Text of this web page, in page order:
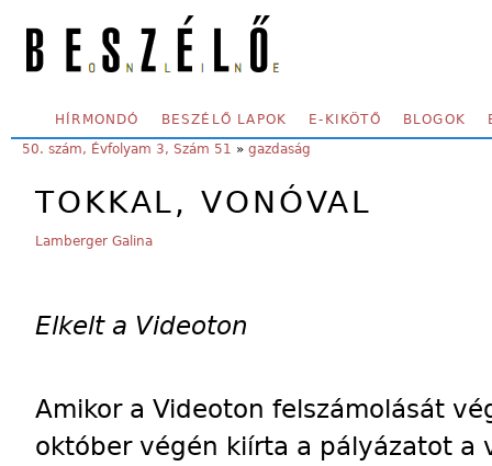
SECONDARY MENU
HÍRMONDÓ BESZÉLŐ LAPOK E-KIKÖTŐ BLOGOK
YOU ARE HERE:
50. szám, Évfolyam 3, Szám 51 » gazdaság
TOKKAL, VONÓVAL
Lamberger Galina
Elkelt a Videoton
Amikor a Videoton felszámolását
október végén kiírta a pályázatot a